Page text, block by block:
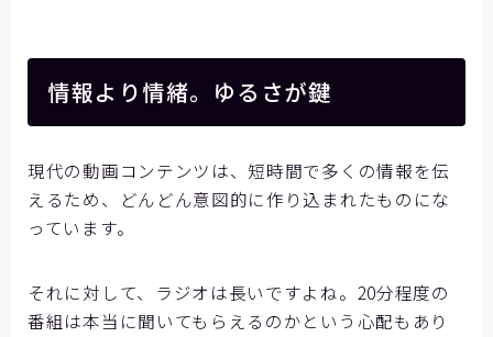
情報より情緒。ゆるさが鍵
現代の動画コンテンツは、短時間で多くの情報を伝
えるため、どんどん意図的に作り込まれたものにな
っています。
それに対して、ラジオは長いですよね。20分程度の
番組は本当に聞いてもらえるのかという心配もあり